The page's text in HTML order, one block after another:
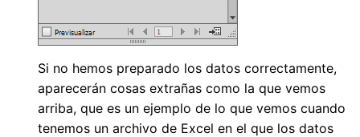
Si no hemos preparado los datos correctamente,
aparecerán cosas extrañas como la que vemos
arriba, que es un ejemplo de lo que vemos cuando
tenemos un archivo de Excel en el que los datos